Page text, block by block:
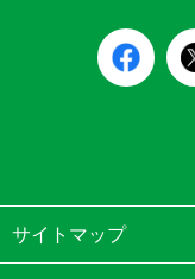
サイトマップ